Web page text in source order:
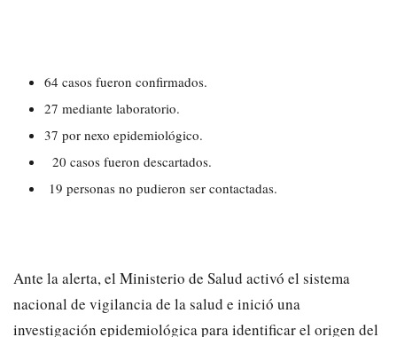
64 casos fueron confirmados.
27 mediante laboratorio.
37 por nexo epidemiológico.
20 casos fueron descartados.
19 personas no pudieron ser contactadas.
Ante la alerta, el Ministerio de Salud activó el sistema
nacional de vigilancia de la salud e inició una
investigación epidemiológica para identificar el origen del